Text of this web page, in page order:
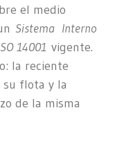
el medio
Sistema Interno
14001 vigente.
la reciente
su flota y la
de la misma